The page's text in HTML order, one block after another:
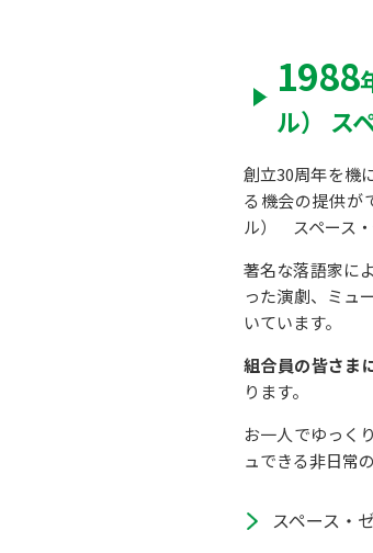
1988
ル） ス
創立30周年を機
る機会の提供が
ル） スペース・
著名な落語家に
った演劇、ミュ
いています。
組合員の皆さま
ります。
お一人でゆっく
ュできる非日常
スペース・